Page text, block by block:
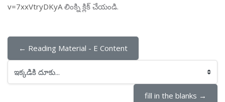
v=7xxVtryDKyAలింక్ని క్లిక్ చేయండి.
← Reading Material - E Content
ఇక్కడికి దూకు...
fill in the blanks →